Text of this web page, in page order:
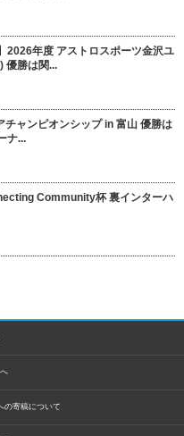
2026年度 アストロスポーツ金沢ユ
優勝は関...
ャンピオンシップ in 富山 優勝は
ナ...
Community杯 裏インターハ
の寄稿について